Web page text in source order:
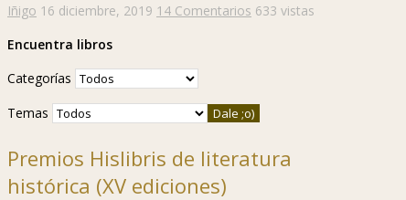
Iñigo 16 diciembre, 2019 14 Comentarios 633 vistas
Encuentra libros
Categorías
Temas
Premios Hislibris de literatura
histórica (XV ediciones)